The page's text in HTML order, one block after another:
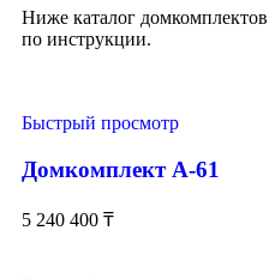
Ниже каталог
по инструкции.
Быстрый просмотр
Домкомплект А-61
5 240 400 ₸